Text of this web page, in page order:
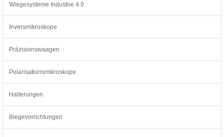
Wiegesysteme Industrie 4.0
Inversmikroskope
Präzisionswaagen
Polarisationsmikroskope
Halterungen
Biegevorrichtungen